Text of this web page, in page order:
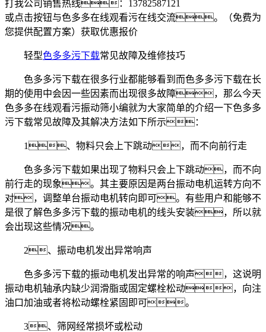
打我公司销售热线： 13782587121
或点击按钮与色多多在线观看污在线交流。（免费为
您提供配置方案） 获取优惠报价
轻型色多多污下载常见故障及维修技巧
色多多污下载在很多行业都能够看到而色多多污下载在长
期的使用中会因一些因素而出现很多故障，那么今天
色多多在线观看污振动筛小编就为大家简单的介绍一下色多多
污下载常见故障及其解决方法如下所示：
1、物料只会上下跳动，而不向前行走
色多多污下载如果出现了物料只会上下跳动，而不向
前行走的现象。其主要原因是两台振动电机运转方向不
对，调整单台振动电机转向即可。有些用户和能够不
是很了解色多多污下载的振动电机的线头安装，所以就
会出现这些情况。
2、振动电机发出异常响声
色多多污下载的振动电机发出异常的响声，这说明
振动电机轴承内缺少润滑脂或固定螺栓松动，向注
油口加油或者将松动螺栓紧固即可。
3、筛网经常损坏或松动